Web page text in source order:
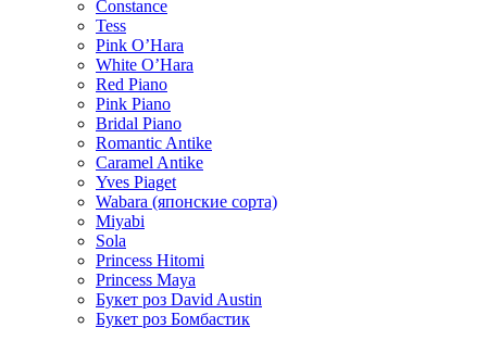
Constance
Tess
Pink O’Hara
White O’Hara
Red Piano
Pink Piano
Bridal Piano
Romantic Antike
Caramel Antike
Yves Piaget
Wabara (японские сорта)
Miyabi
Sola
Princess Hitomi
Princess Maya
Букет роз David Austin
Букет роз Бомбастик